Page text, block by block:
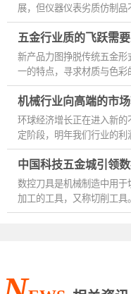
展，但仪器仪表劣质仿制品
伤害了这些原厂商的利益，
害了消费者的利益。这些不
的产品在应用中问题层出不
五金行业质的飞跃需
新产品力图挣脱传统五金形
一的特点，寻求材质与色彩
配、功能与形体的组合，向
化方向发展，研发轻、薄、
小的五金新品，运用人体工
机械行业向高端的市
环球经济增长正在进入新的
定阶段，明年我们行业的利
恐怕难以连结今年这么一
水平，对我国机械工业的生
不停起着促进作用，整年增
中国科技五金城引领
数控刀具是机械制造中用于
加工的工具，又称切削工具
包括整体合金刀具、超硬刀